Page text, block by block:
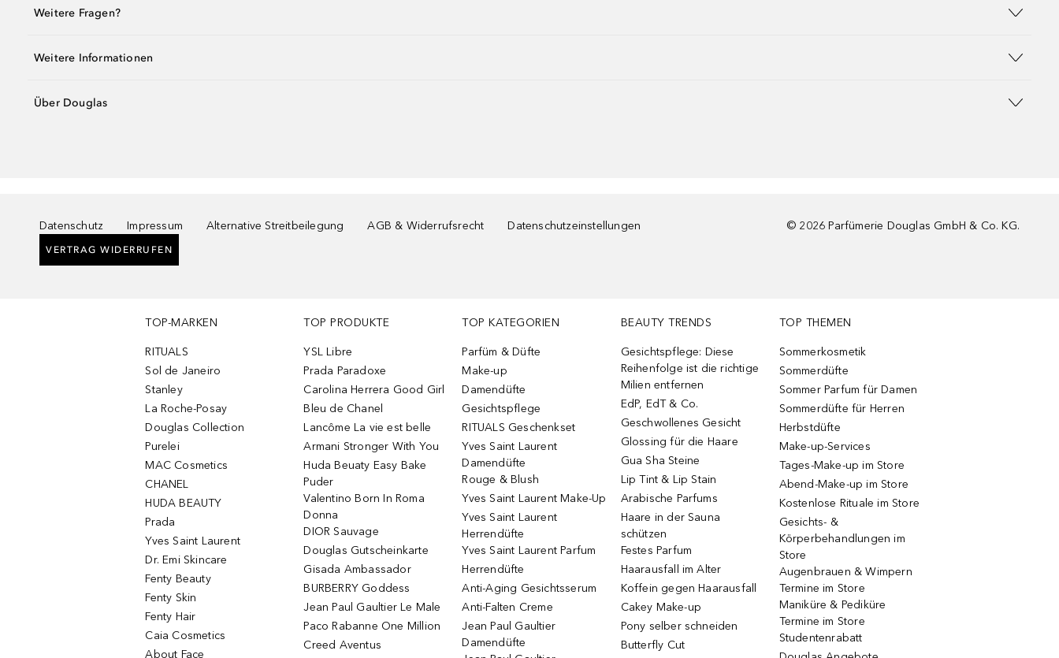
Weitere Fragen?
Weitere Informationen
Über Douglas
Datenschutz Impressum Alternative Streitbeilegung AGB & Widerrufsrecht Datenschutzeinstellungen
VERTRAG WIDERRUFEN
© 2026 Parfümerie Douglas GmbH & Co. KG.
TOP-MARKEN
RITUALS
Sol de Janeiro
Stanley
La Roche-Posay
Douglas Collection
Purelei
MAC Cosmetics
CHANEL
HUDA BEAUTY
Prada
Yves Saint Laurent
Dr. Emi Skincare
Fenty Beauty
Fenty Skin
Fenty Hair
Caia Cosmetics
About Face
TOP PRODUKTE
YSL Libre
Prada Paradoxe
Carolina Herrera Good Girl
Bleu de Chanel
Lancôme La vie est belle
Armani Stronger With You
Huda Beuaty Easy Bake
Puder
Valentino Born In Roma
Donna
DIOR Sauvage
Douglas Gutscheinkarte
Gisada Ambassador
BURBERRY Goddess
Jean Paul Gaultier Le Male
Paco Rabanne One Million
Creed Aventus
TOP KATEGORIEN
Parfüm & Düfte
Make-up
Damendüfte
Gesichtspflege
RITUALS Geschenkset
Yves Saint Laurent
Damendüfte
Rouge & Blush
Yves Saint Laurent Make-Up
Yves Saint Laurent
Herrendüfte
Yves Saint Laurent Parfum
Herrendüfte
Anti-Aging Gesichtsserum
Anti-Falten Creme
Jean Paul Gaultier
Damendüfte
BEAUTY TRENDS
Gesichtspflege: Diese
Reihenfolge ist die richtige
Milien entfernen
EdP, EdT & Co.
Geschwollenes Gesicht
Glossing für die Haare
Gua Sha Steine
Lip Tint & Lip Stain
Arabische Parfums
Haare in der Sauna
schützen
Festes Parfum
Haarausfall im Alter
Koffein gegen Haarausfall
Cakey Make-up
Pony selber schneiden
Butterfly Cut
TOP THEMEN
Sommerkosmetik
Sommerdüfte
Sommer Parfum für Damen
Sommerdüfte für Herren
Herbstdüfte
Make-up-Services
Tages-Make-up im Store
Abend-Make-up im Store
Kostenlose Rituale im Store
Gesichts- &
Körperbehandlungen im
Store
Augenbrauen & Wimpern
Termine im Store
Maniküre & Pediküre
Termine im Store
Studentenrabatt